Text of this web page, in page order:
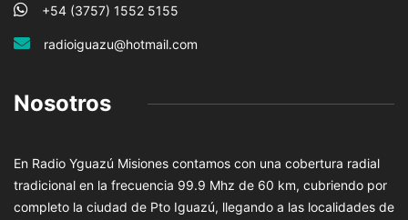
+54 (3757) 1552 5155
radioiguazu@hotmail.com
Nosotros
En Radio Yguazú Misiones contamos con una cobertura radial
tradicional en la frecuencia 99.9 Mhz de 60 km, cubriendo por
completo la ciudad de Pto Iguazú, llegando a las localidades de